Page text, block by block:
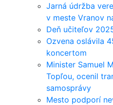
Jarná údržba
v meste Vranov
Deň učiteľov
Ozvena oslávila
koncertom
Minister Samuel
Topľou, ocenil
samosprávy
Mesto podporí